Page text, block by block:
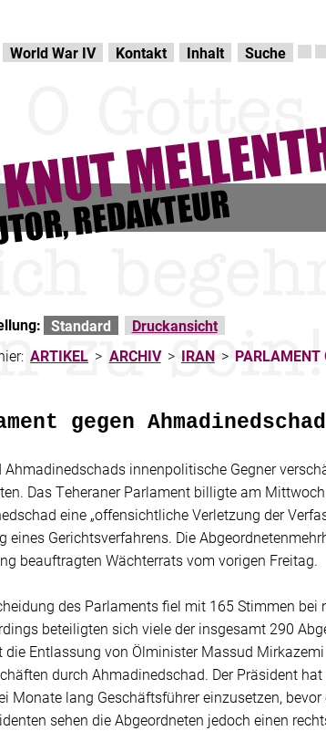
World War IV Kontakt Inhalt Suche
Standard
Druckansicht
ARTIKEL > ARCHIV > IRAN > PARLAMENT
gegen Ahmadinedschad
innenpolitische Gegner
Das Teheraner Parlament billigte am
eine „offensichtliche Verletzung der
eines Gerichtsverfahrens. Die
beauftragten Wächterrats vom vorigen Freitag.
des Parlaments fiel mit 165 Stimmen
beteiligten sich viele der insgesamt 290
die Entlassung von Ölminister Massud
durch Ahmadinedschad. Der Präsident
Monate lang Geschäftsführer einzusetzen,
sehen die Abgeordneten jedoch einen